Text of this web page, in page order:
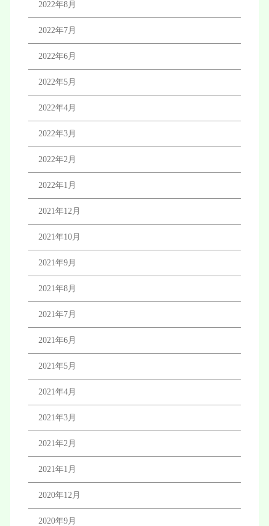
2022年8月
2022年7月
2022年6月
2022年5月
2022年4月
2022年3月
2022年2月
2022年1月
2021年12月
2021年10月
2021年9月
2021年8月
2021年7月
2021年6月
2021年5月
2021年4月
2021年3月
2021年2月
2021年1月
2020年12月
2020年9月